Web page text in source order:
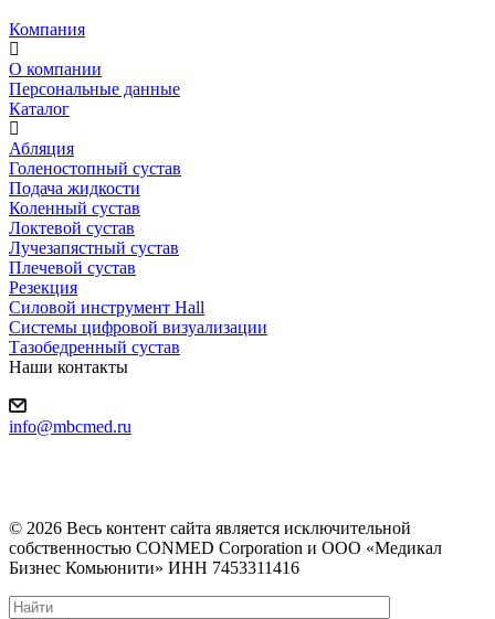
Компания
О компании
Персональные данные
Каталог
Абляция
Голеностопный сустав
Подача жидкости
Коленный сустав
Локтевой сустав
Лучезапястный сустав
Плечевой сустав
Резекция
Силовой инструмент Hall
Системы цифровой визуализации
Тазобедренный сустав
Наши контакты
info@mbcmed.ru
© 2026 Весь контент сайта является исключительной
собственностью CONMED Corporation и ООО «Медикал
Бизнес Комьюнити» ИНН 7453311416